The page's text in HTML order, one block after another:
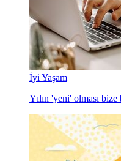
İyi Yaşam
Yılın 'yeni' olması bize